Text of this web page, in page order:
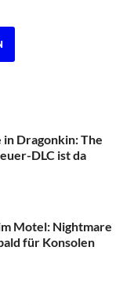
in Dragonkin: The
DLC ist da
Motel: Nightmare
für Konsolen